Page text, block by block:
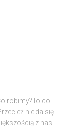
robimy?To co
nie da się
z nas.